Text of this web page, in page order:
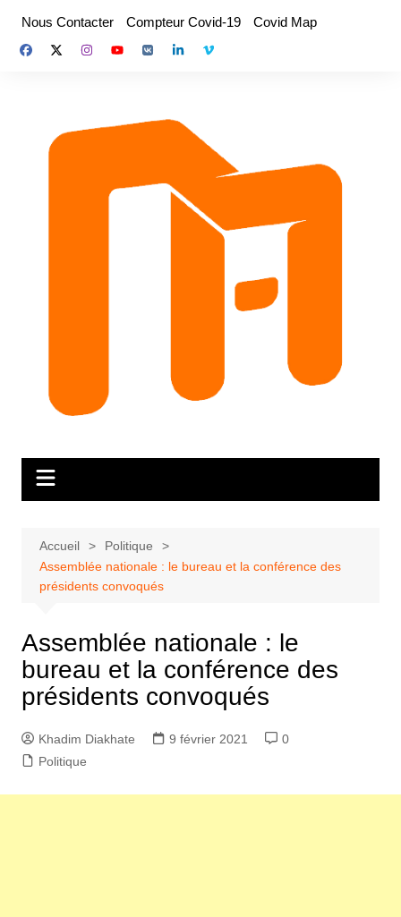
contenu
Nous Contacter Compteur Covid-19 Covid Map
Accueil
Politique
Assemblée nationale : le bureau et la conférence des
présidents convoqués
Assemblée nationale : le
bureau et la conférence des
présidents convoqués
Khadim Diakhate 9 février 2021
0
Politique